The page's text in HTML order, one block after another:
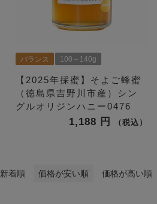
バランス 100～140g
【2025年採蜜】そよご蜂蜜
（徳島県吉野川市産）シン
グルオリジンハニー0476
1,188 税込
新着順 価格が安い順 価格が高い順